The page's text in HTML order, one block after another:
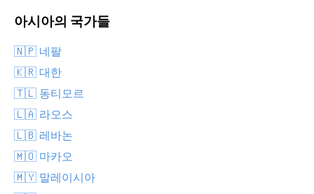
아시아의 국가들
🇳🇵 네팔
🇰🇷 대한
🇹🇱 동티모르
🇱🇦 라오스
🇱🇧 레바논
🇲🇴 마카오
🇲🇾 말레이시아